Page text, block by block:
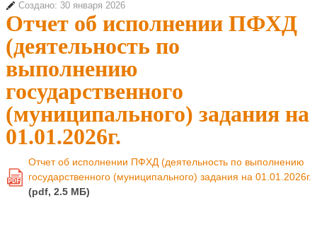
Создано: 30 января 2026
Отчет об исполнении ПФХД
(деятельность по
выполнению
государственного
(муниципального) задания на
01.01.2026г.
PDF
Отчет об исполнении ПФХД (деятельность по выполнению
государственного (муниципального) задания на 01.01.2026г.
(pdf, 2.5 MБ)